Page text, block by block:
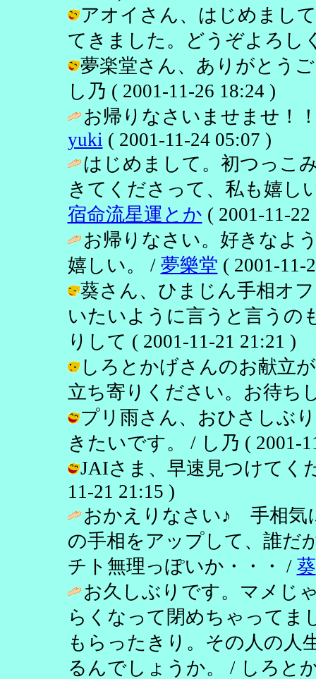
アオイさん、はじめまし
てきました。どうぞよろし
夢楽堂さん、ありがとう
し乃 ( 2001-11-26 18:24 )
お帰りなさいませませ！
yuki ( 2001-11-24 05:07 )
はじめまして。初つっこ
きてくださって、私も嬉し
宿命流星運とか ( 2001-11-22
お帰りなさい。好きなよ
嬉しい。 / 夢樂堂 ( 2001-11-
葵さん、ひまじん手相オ
いたいように言うと言うの
りして ( 2001-11-21 21:21 )
しろとかげさんのお献立
立ち寄りください。お待ち
プリ雨さん、おひさしぶ
きたいです。 / し乃 ( 2001-
JAIさま、早速見つけてく
11-21 21:15 )
おかえりなさい♪ 手相気
の手相をアップして、
チト無理っぽいか・・・ / 葵
お久しぶりです。マメじ
らくなって閉めちゃって
もらったきり。その人の人
るんでしょうか。 / しろと